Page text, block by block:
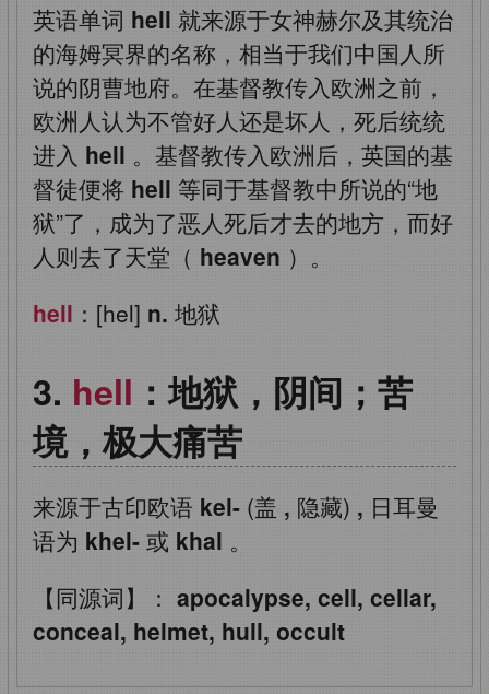
英语单词 hell 就来源于女神赫尔及其统治
的海姆冥界的名称，相当于我们中国人所
说的阴曹地府。在基督教传入欧洲之前，
欧洲人认为不管好人还是坏人，死后统统
进入 hell 。基督教传入欧洲后，英国的基
督徒便将 hell 等同于基督教中所说的“地
狱”了，成为了恶人死后才去的地方，而好
人则去了天堂（ heaven ）。
hell ：[hel] n. 地狱
hell ：地狱，阴间；苦
境，极大痛苦
来源于古印欧语 kel- (盖 , 隐藏) , 日耳曼
语为 khel- 或 khal 。
【同源词】： apocalypse, cell, cellar,
conceal, helmet, hull, occult